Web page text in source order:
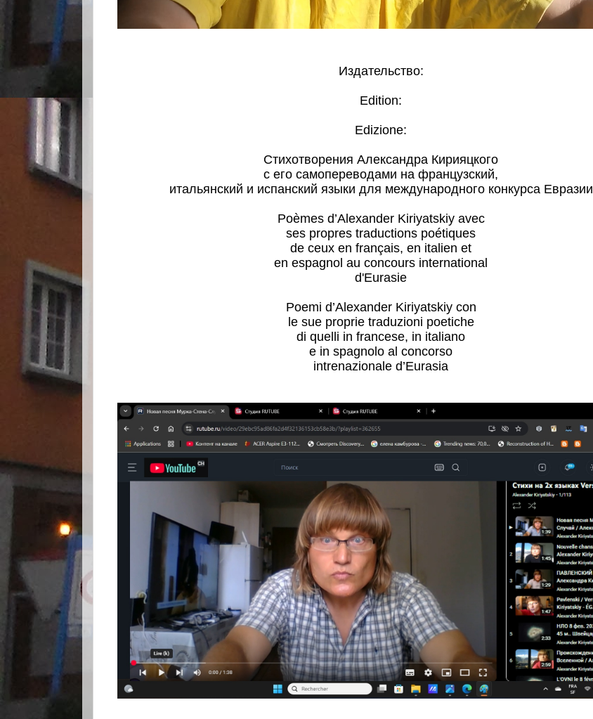
Издательство:
Edition:
Edizione:
Стихотворения Александра Кирияцкого
с его самопереводами на французский,
итальянский и испанский языки для международного конкурса Евразии
Poèmes d’Alexander Kiriyatskiy avec
ses propres traductions poétiques
de ceux en français, en italien et
en espagnol au concours international
d'Eurasie
Poemi d’Alexander Kiriyatskiy con
le sue proprie traduzioni poetiche
di quelli in francese, in italiano
e in spagnolo al concorso
intrenazionale d’Eurasia